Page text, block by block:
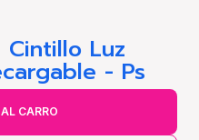
Luz
- Ps
CARRO